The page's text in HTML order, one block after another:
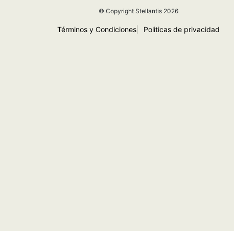
© Copyright Stellantis 2026
Términos y Condiciones Politicas de privacidad